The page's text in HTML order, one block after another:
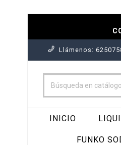
Llámenos:
INICIO
FUNKO